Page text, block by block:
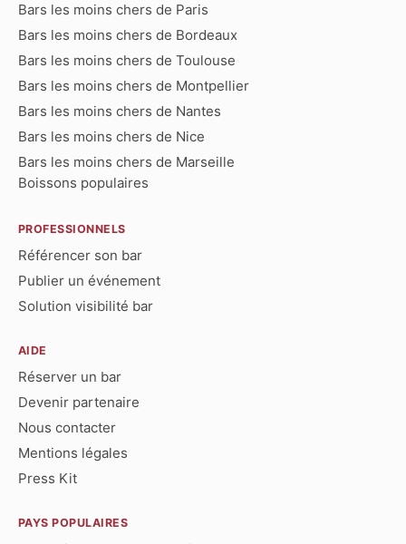
Bars les moins chers de Paris
Bars les moins chers de Bordeaux
Bars les moins chers de Toulouse
Bars les moins chers de Montpellier
Bars les moins chers de Nantes
Bars les moins chers de Nice
Bars les moins chers de Marseille
Boissons populaires
PROFESSIONNELS
Référencer son bar
Publier un événement
Solution visibilité bar
AIDE
Réserver un bar
Devenir partenaire
Nous contacter
Mentions légales
Press Kit
PAYS POPULAIRES